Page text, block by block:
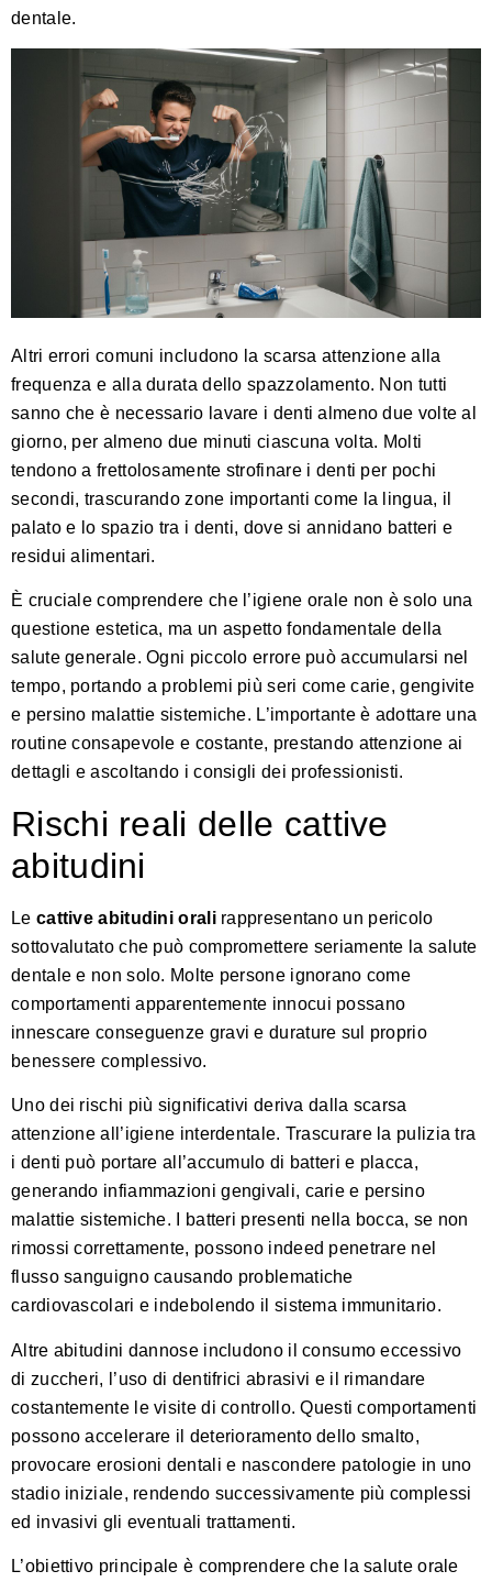
dentale.
Altri errori comuni includono la scarsa attenzione alla
frequenza e alla durata dello spazzolamento. Non tutti
sanno che è necessario lavare i denti almeno due volte al
giorno, per almeno due minuti ciascuna volta. Molti
tendono a frettolosamente strofinare i denti per pochi
secondi, trascurando zone importanti come la lingua, il
palato e lo spazio tra i denti, dove si annidano batteri e
residui alimentari.
È cruciale comprendere che l’igiene orale non è solo una
questione estetica, ma un aspetto fondamentale della
salute generale. Ogni piccolo errore può accumularsi nel
tempo, portando a problemi più seri come carie, gengivite
e persino malattie sistemiche. L’importante è adottare una
routine consapevole e costante, prestando attenzione ai
dettagli e ascoltando i consigli dei professionisti.
Rischi reali delle cattive
abitudini
Le cattive abitudini oralirappresentano un pericolo
sottovalutato che può compromettere seriamente la salute
dentale e non solo. Molte persone ignorano come
comportamenti apparentemente innocui possano
innescare conseguenze gravi e durature sul proprio
benessere complessivo.
Uno dei rischi più significativi deriva dalla scarsa
attenzione all’igiene interdentale. Trascurare la pulizia tra
i denti può portare all’accumulo di batteri e placca,
generando infiammazioni gengivali, carie e persino
malattie sistemiche. I batteri presenti nella bocca, se non
rimossi correttamente, possono indeed penetrare nel
flusso sanguigno causando problematiche
cardiovascolari e indebolendo il sistema immunitario.
Altre abitudini dannose includono il consumo eccessivo
di zuccheri, l’uso di dentifrici abrasivi e il rimandare
costantemente le visite di controllo. Questi comportamenti
possono accelerare il deterioramento dello smalto,
provocare erosioni dentali e nascondere patologie in uno
stadio iniziale, rendendo successivamente più complessi
ed invasivi gli eventuali trattamenti.
L’obiettivo principale è comprendere che la salute orale